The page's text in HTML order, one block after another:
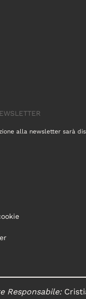
alla newsletter sarà
Responsabile: